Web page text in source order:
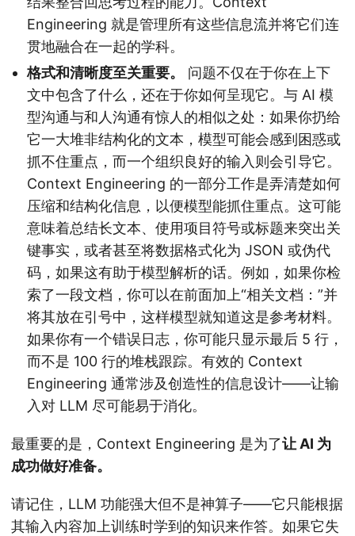
Engineering 就是管理所有这些信息流并将它们连
贯地融合在一起的学科。
格式和清晰度至关重要。
问题不仅在于你在上下
文中包含了什么，还在于你如何呈现它。与 AI 模
型沟通与和人沟通有惊人的相似之处：如果你扔给
它一大堆非结构化的文本，模型可能会感到困惑或
抓不住重点，而一个组织良好的输入则会引导它。
Context Engineering 的一部分工作是弄清楚如何
压缩和结构化信息，以便模型能抓住重点。这可能
意味着总结长文本、使用项目符号或标题来突出关
键事实，或者甚至将数据格式化为 JSON 或伪代
码，如果这有助于模型解析的话。例如，如果你检
索了一段文档，你可以在前面加上“相关文档：”并
将其放在引号中，这样模型就知道这是参考材料。
如果你有一个错误日志，你可能只显示最后 5 行，
而不是 100 行的堆栈跟踪。有效的 Context
Engineering 通常涉及创造性的信息设计——让输
入对 LLM 尽可能易于消化。
最重要的是，Context Engineering 是为了让 AI 为
成功做好准备。
请记住，LLM 功能强大但不是神算子——它只能根据
其输入内容加上训练时学到的知识来作答。如果它失